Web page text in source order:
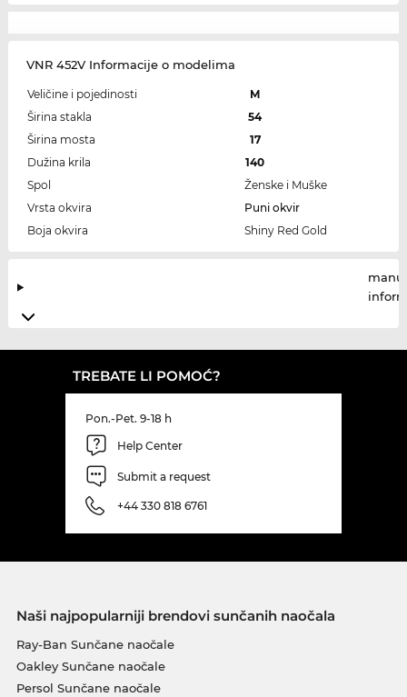
VNR 452V Informacije o modelima
Veličine i pojedinosti
M
Širina stakla
54
Širina mosta
17
Dužina krila
140
Spol
Ženske i Muške
Vrsta okvira
Puni okvir
Boja okvira
Shiny Red Gold
TREBATE LI POMOĆ?
Pon.-Pet. 9-18 h
Help Center
Submit a request
+44 330 818 6761
Naši najpopularniji brendovi sunčanih naočala
Ray-Ban Sunčane naočale
Oakley Sunčane naočale
Persol Sunčane naočale